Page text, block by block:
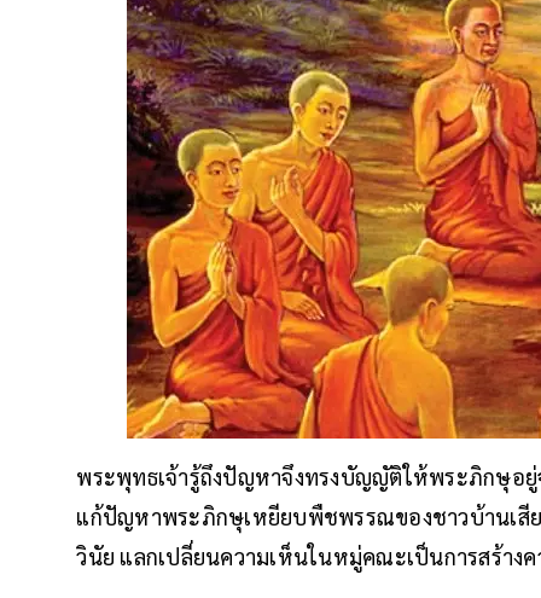
พระพุทธเจ้ารู้ถึงปัญหาจึงทรงบัญญัติให้พระภิกษุอยู่
แก้ปัญหาพระภิกษุเหยียบพืชพรรณของชาวบ้านเสี
วินัย แลกเปลี่ยนความเห็นในหมู่คณะเป็นการสร้าง